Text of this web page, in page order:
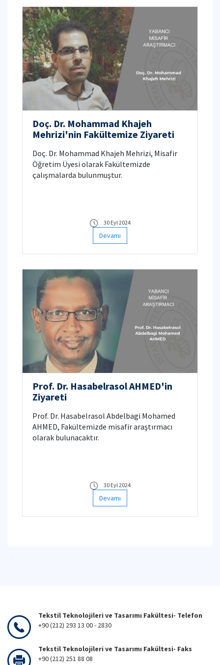
Doç. Dr. Mohammad Khajeh
Mehrizi'nin Fakültemize Ziyareti
Doç. Dr. Mohammad Khajeh Mehrizi, Misafir
Öğretim Üyesi olarak Fakültemizde
çalışmalarda bulunmuştur.
30 Eyl 2024
Devamı
Prof. Dr. Hasabelrasol AHMED'in
Ziyareti
Prof. Dr. Hasabelrasol Abdelbagi Mohamed
AHMED, Fakültemizde misafir araştırmacı
olarak bulunacaktır.
30 Eyl 2024
Devamı
Tekstil Teknolojileri ve Tasarımı Fakültesi- Telefon
+90 (212) 293 13 00 - 2830
Tekstil Teknolojileri ve Tasarımı Fakültesi- Faks
+90 (212) 251 88 08